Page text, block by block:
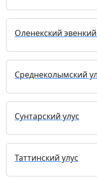
Оленекский
Среднеколымский
Сунтарский улус
Таттинский улус